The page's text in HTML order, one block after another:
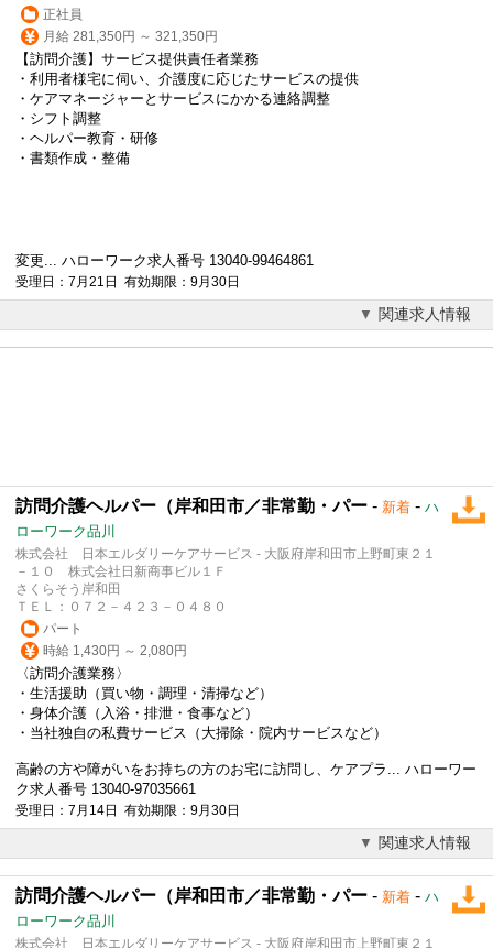
正社員
月給 281,350円 ～ 321,350円
【訪問介護】サービス提供責任者業務
・利用者様宅に伺い、介護度に応じたサービスの提供
・ケアマネージャーとサービスにかかる連絡調整
・シフト調整
・ヘルパー教育・研修
・書類作成・整備
変更... ハローワーク求人番号 13040-99464861
受理日：7月21日 有効期限：9月30日
関連求人情報
訪問介護ヘルパー（岸和田市／非常勤・パー - 新着 - ハ
ローワーク品川
株式会社 日本エルダリーケアサービス - 大阪府岸和田市上野町東２１
－１０ 株式会社日新商事ビル１Ｆ
さくらそう岸和田
ＴＥＬ：０７２－４２３－０４８０
パート
時給 1,430円 ～ 2,080円
〈訪問介護業務〉
・生活援助（買い物・調理・清掃など）
・身体介護（入浴・排泄・食事など）
・当社独自の私費サービス（大掃除・院内サービスなど）
高齢の方や障がいをお持ちの方のお宅に訪問し、ケアプラ... ハローワー
ク求人番号 13040-97035661
受理日：7月14日 有効期限：9月30日
関連求人情報
訪問介護ヘルパー（岸和田市／非常勤・パー - 新着 - ハ
ローワーク品川
株式会社 日本エルダリーケアサービス - 大阪府岸和田市上野町東２１